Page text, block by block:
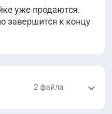
уже продаются.
завершится к концу
2 файла